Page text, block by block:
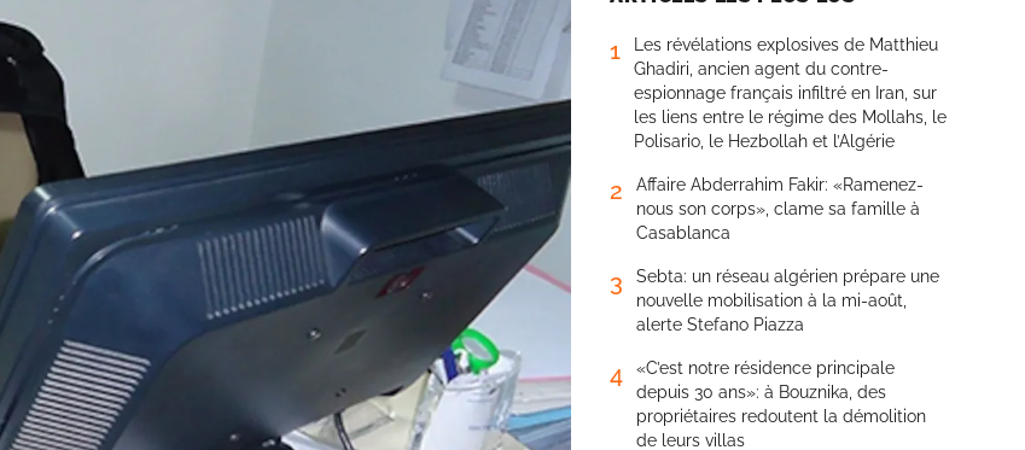
1
Les révélations explosives de Matthieu
Ghadiri, ancien agent du contre-
espionnage français infiltré en Iran, sur
les liens entre le régime des Mollahs, le
Polisario, le Hezbollah et l’Algérie
2
Affaire Abderrahim Fakir: «Ramenez-
nous son corps», clame sa famille à
Casablanca
3
Sebta: un réseau algérien prépare une
nouvelle mobilisation à la mi-août,
alerte Stefano Piazza
4
«C’est notre résidence principale
depuis 30 ans»: à Bouznika, des
propriétaires redoutent la démolition
de leurs villas